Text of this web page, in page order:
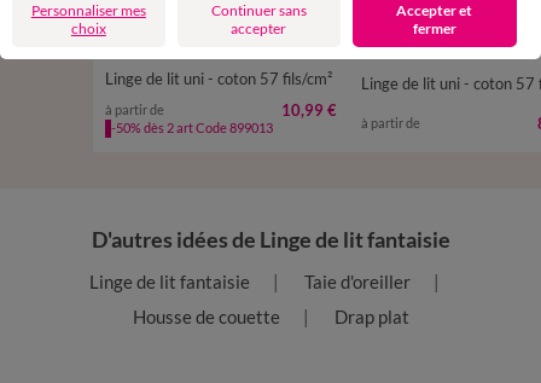
Linge de lit uni - coton 57 fils/cm²
à partir de 10,99 €
-50% dès 2 art Code 899013
Linge de lit uni - coton 57
à partir de
D'autres idées de Linge de lit fantaisie
Linge de lit fantaisie
Taie d'oreiller
Housse de couette
Drap plat
Personnaliser mes
choix
Continuer sans
accepter
Accepter et
fermer